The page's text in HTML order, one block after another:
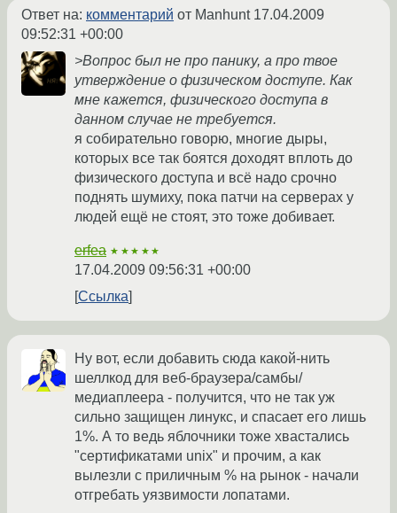
Ответ на: комментарий от Manhunt 17.04.2009
09:52:31 +00:00
>Вопрос был не про панику, а про твое
утверждение о физическом доступе. Как
мне кажется, физического доступа в
данном случае не требуется.
я собирательно говорю, многие дыры,
которых все так боятся доходят вплоть до
физического доступа и всё надо срочно
поднять шумиху, пока патчи на серверах у
людей ещё не стоят, это тоже добивает.
erfea ★★★★★
17.04.2009 09:56:31 +00:00
Ссылка
Ну вот, если добавить сюда какой-нить
шеллкод для веб-браузера/самбы/
медиаплеера - получится, что не так уж
сильно защищен линукс, и спасает его лишь
1%. А то ведь яблочники тоже хвастались
"сертификатами unix" и прочим, а как
вылезли с приличным % на рынок - начали
отгребать уязвимости лопатами.